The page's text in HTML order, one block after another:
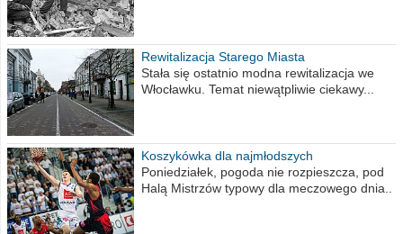
Rewitalizacja Starego Miasta
Stała się ostatnio modna rewitalizacja we
Włocławku. Temat niewątpliwie ciekawy...
Koszykówka dla najmłodszych
Poniedziałek, pogoda nie rozpieszcza, pod
Halą Mistrzów typowy dla meczowego dnia..